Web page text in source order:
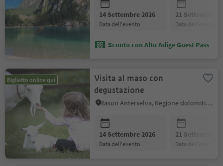
14 Settembre 2026
data dell'evento
21 Settembre
data dell'evento
Sconto con Alto Adige Guest Pass
Biglietto online qui
Visita al maso con
degustazione
Rasun Anterselva, Regione dolomitica Plan de Corones
14 Settembre 2026
data dell'evento
21 Settembre
data dell'evento